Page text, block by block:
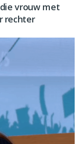
vrouw met
rechter